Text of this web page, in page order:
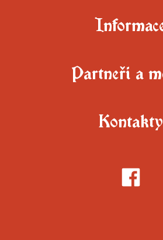
Partneři a
Kontakty